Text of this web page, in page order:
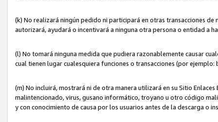
(k) No realizará ningún pedido ni participará en otras transacciones
autorizará, ayudará o incentivará a ninguna otra persona o entidad a
(l) No tomará ninguna medida que pudiera razonablemente causar
cual tienen lugar cualesquiera funciones o transacciones (por
(m) No incluirá, mostrará ni de otra manera utilizará en su Sitio
malintencionado, virus, gusano informático, troyano u otro código
y con conocimiento de causa por los usuarios antes de la descarga